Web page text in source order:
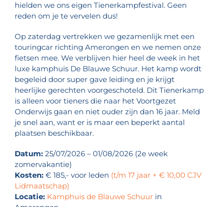
hielden we ons eigen Tienerkampfestival. Geen
reden om je te vervelen dus!
Op zaterdag vertrekken we gezamenlijk met een
touringcar richting Amerongen en we nemen onze
fietsen mee. We verblijven hier heel de week in het
luxe kamphuis De Blauwe Schuur. Het kamp wordt
begeleid door super gave leiding en je krijgt
heerlijke gerechten voorgeschoteld. Dit Tienerkamp
is alleen voor tieners die naar het Voortgezet
Onderwijs gaan en niet ouder zijn dan 16 jaar. Meld
je snel aan, want er is maar een beperkt aantal
plaatsen beschikbaar.
Datum: 25/07/2026 – 01/08/2026 (2e week
zomervakantie)
Kosten: € 185,- voor leden (t/m 17 jaar + € 10,00 CJV
Lidmaatschap)
Locatie: Kamphuis de Blauwe Schuur in